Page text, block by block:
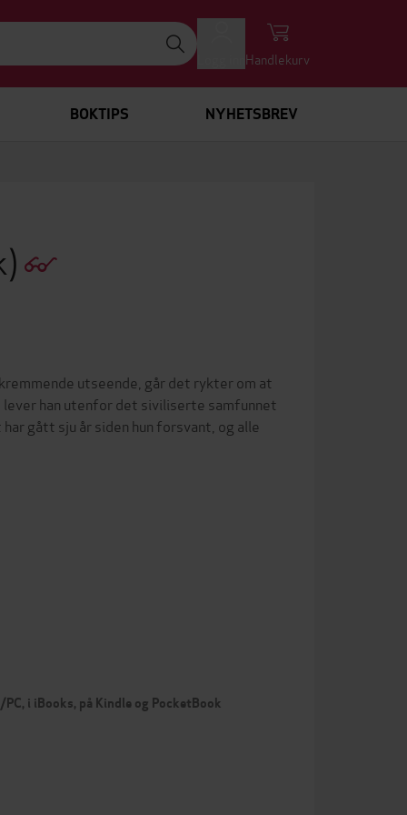
Handlekurv
BOKTIPS NYHETSBREV
utseende, går det rykter om at
han utenfor det siviliserte samfunnet
gått sju år siden hun forsvant, og alle
i iBooks, på Kindle og PocketBook